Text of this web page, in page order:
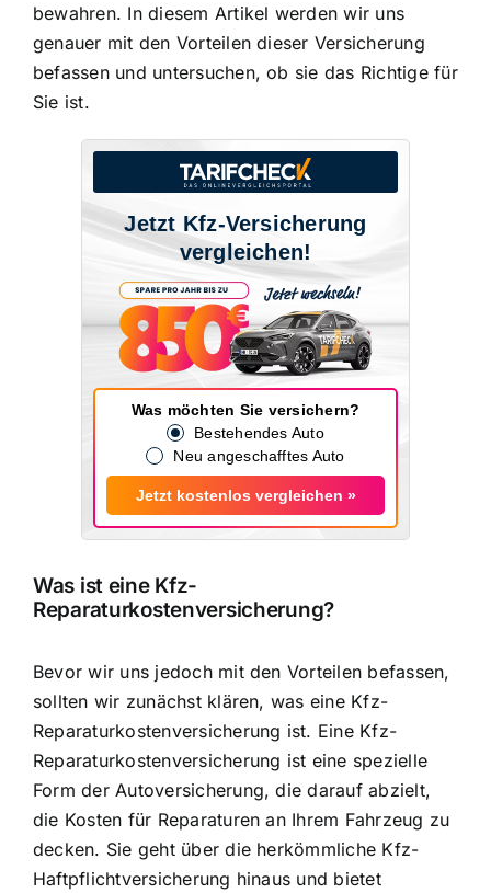
bewahren. In diesem Artikel werden wir uns
genauer mit den Vorteilen dieser Versicherung
befassen und untersuchen, ob sie das Richtige für
Sie ist.
Jetzt Kfz-Versicherung
vergleichen!
Was möchten Sie versichern?
Bestehendes Auto
Neu angeschafftes Auto
Jetzt kostenlos vergleichen »
Was ist eine Kfz-
Reparaturkostenversicherung?
Bevor wir uns jedoch mit den Vorteilen befassen,
sollten wir zunächst klären, was eine Kfz-
Reparaturkostenversicherung ist. Eine Kfz-
Reparaturkostenversicherung ist eine spezielle
Form der Autoversicherung, die darauf abzielt,
die Kosten für Reparaturen an Ihrem Fahrzeug zu
decken. Sie geht über die herkömmliche Kfz-
Haftpflichtversicherung hinaus und bietet